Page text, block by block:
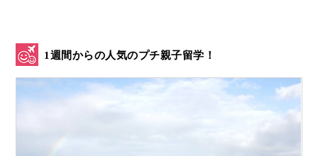
1週間からの人気のプチ親子留学！